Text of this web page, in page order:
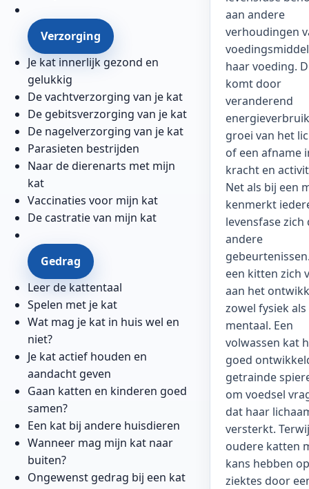
Verzorging
Je kat innerlijk gezond en
gelukkig
De vachtverzorging van je kat
De gebitsverzorging van je kat
De nagelverzorging van je kat
Parasieten bestrijden
Naar de dierenarts met mijn
kat
Vaccinaties voor mijn kat
De castratie van mijn kat
Gedrag
Leer de kattentaal
Spelen met je kat
Wat mag je kat in huis wel en
niet?
Je kat actief houden en
aandacht geven
Gaan katten en kinderen goed
samen?
Een kat bij andere huisdieren
Wanneer mag mijn kat naar
buiten?
Ongewenst gedrag bij een kat
aan andere
verhoudingen
haar voeding.
komt door
veranderend
groei van het
of een afname
kracht en
Net als bij een
kenmerkt
levensfase zich
andere
een kitten zich
aan het
zowel fysiek als
mentaal. Een
volwassen kat
goed
getrainde
om voedsel
dat haar
versterkt.
oudere katten
kans hebben op
ziektes door